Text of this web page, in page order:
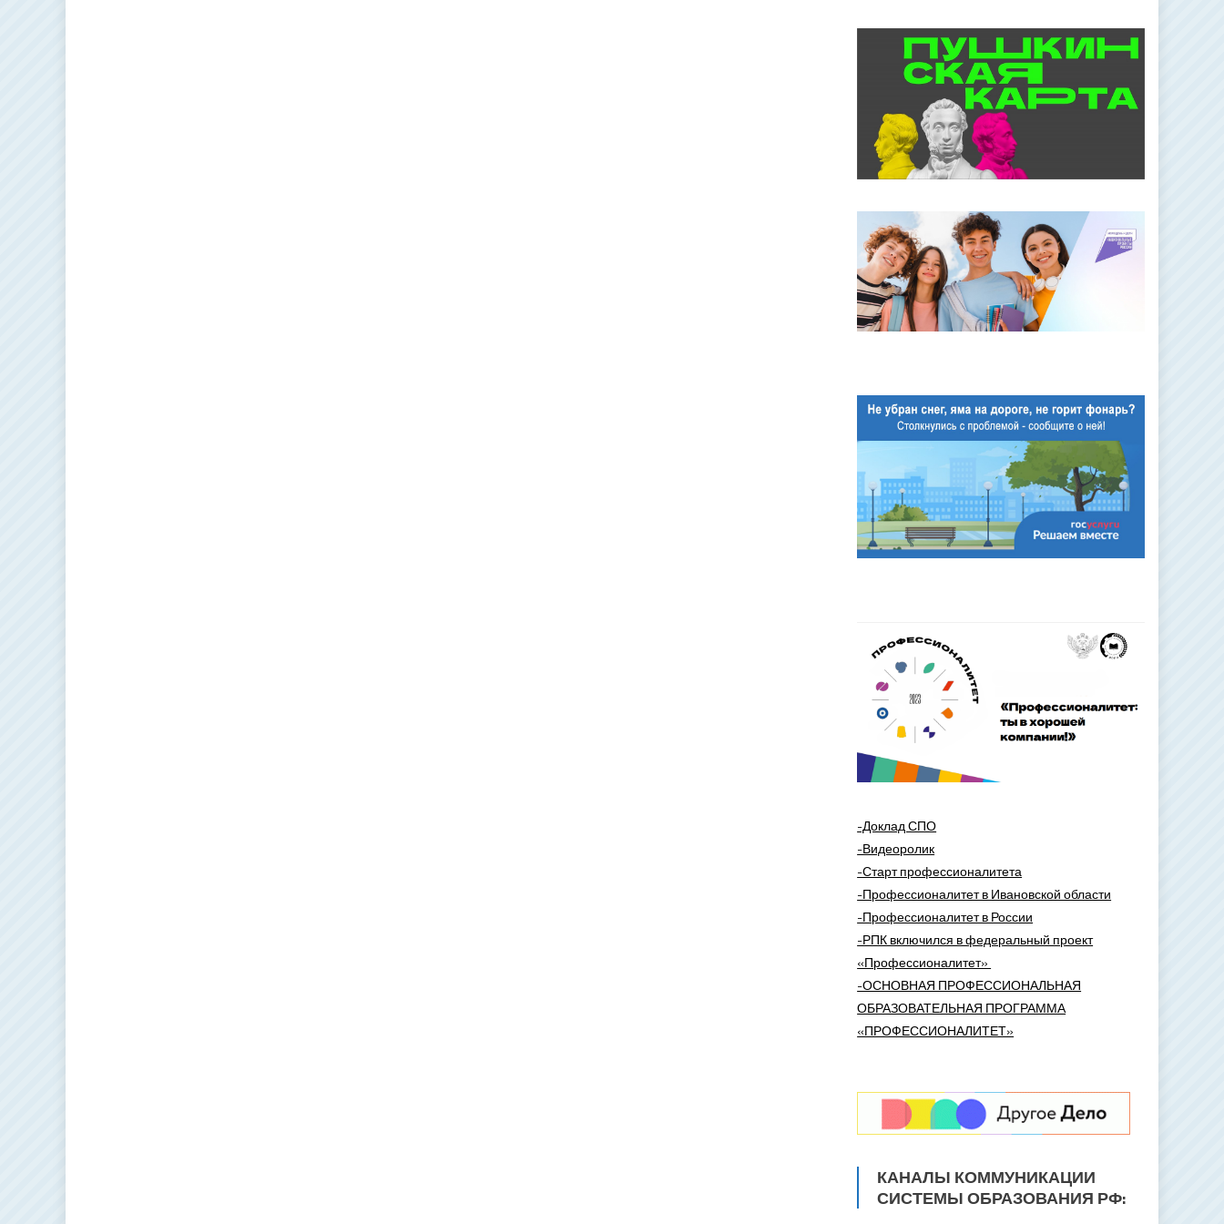
-Доклад СПО
-Видеоролик
-Старт профессионалитета
-Профессионалитет в Ивановской области
-Профессионалитет в России
-РПК включился в федеральный проект
«Профессионалитет»
-ОСНОВНАЯ ПРОФЕССИОНАЛЬНАЯ
ОБРАЗОВАТЕЛЬНАЯ ПРОГРАММА
«ПРОФЕССИОНАЛИТЕТ»
КАНАЛЫ КОММУНИКАЦИИ
СИСТЕМЫ ОБРАЗОВАНИЯ РФ: